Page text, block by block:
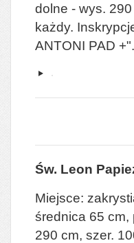
dolne - wys.
każdy.
ANTONI PAD +".
Św. Leon
Miejsce:
średnica 65 cm,
290 cm, szer.